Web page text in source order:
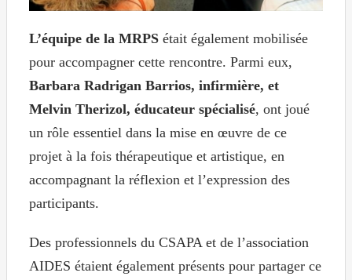
L’équipe de la MRPSétait également mobilisée
pour accompagner cette rencontre. Parmi eux,
Barbara Radrigan Barrios, infirmière, et
Melvin Therizol, éducateur spécialisé, ont joué
un rôle essentiel dans la mise en œuvre de ce
projet à la fois thérapeutique et artistique, en
accompagnant la réflexion et l’expression des
participants.
Des professionnels du CSAPA et de l’association
AIDES étaient également présents pour partager ce